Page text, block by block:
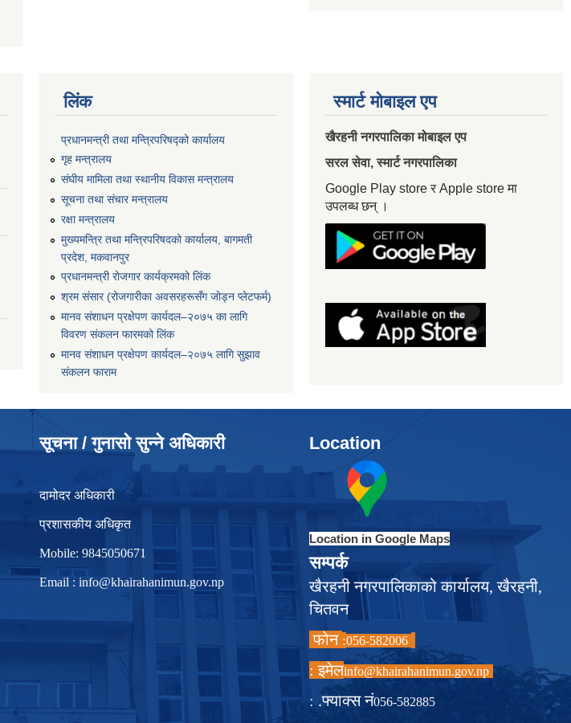
लिंक
प्रधानमन्त्री तथा मन्त्रिपरिषद्को कार्यालय
गृह मन्त्रालय
संघीय मामिला तथा स्थानीय विकास मन्त्रालय
सूचना तथा संचार मन्त्रालय
रक्षा मन्त्रालय
मुख्यमन्त्रि तथा मन्त्रिपरिषदको कार्यालय, बागमती
प्रदेश, मकवानपुर
प्रधानमन्त्री रोजगार कार्यक्रमको लिंक
श्रम संसार (रोजगारीका अवसरहरूसँग जोड्न प्लेटफर्म)
मानव संशाधन प्रक्षेपण कार्यदल–२०७५ का लागि
विवरण संकलन फारमको लिंक
मानव संशाधन प्रक्षेपण कार्यदल–२०७५ लागि सुझाव
संकलन फाराम
स्मार्ट मोबाइल एप
खैरहनी नगरपालिका मोबाइल एप
सरल सेवा, स्मार्ट नगरपालिका
Google Play store र Apple store मा
उपलब्ध छन् ।
सूचना / गुनासो सुन्ने अधिकारी
दामोदर अधिकारी
प्रशासकीय अधिकृत
Mobile: 9845050671
Email : info@khairahanimun.gov.np
Location
Location in Google Maps
सम्पर्क
खैरहनी नगरपालिकाको कार्यालय, खैरहनी,
चितवन
फोन :
इमेल :info@khairahanimun.gov.np
फ्याक्स नं. :056-582885